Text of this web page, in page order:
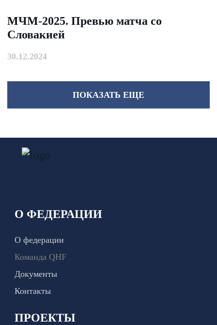
МЧМ-2025. Превью матча со
Словакией
30.12.2024
ПОКАЗАТЬ ЕЩЕ
О ФЕДЕРАЦИИ
О федерации
Команда QHF
Документы
Контакты
ПРОЕКТЫ